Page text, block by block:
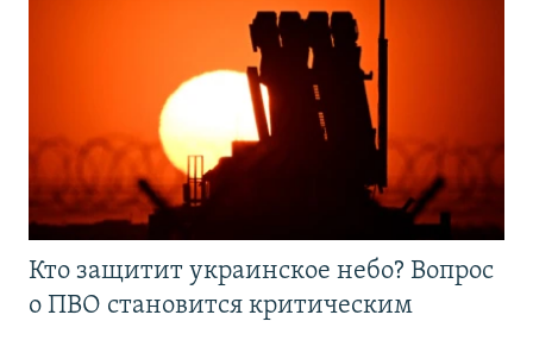
Кто защитит украинское небо? Вопрос
о ПВО становится критическим